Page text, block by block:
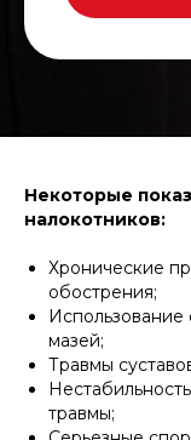
Некоторые
налокотников:
Хронические
обострения;
Использование
мазей;
Травмы
травмы;